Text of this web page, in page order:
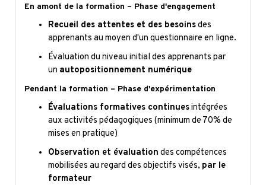
En amont de la formation – Phase d'engagement
Recueil des attentes et des besoinsdes
apprenants au moyen d'un questionnaire en ligne.
Évaluation du niveau initial des apprenants par
un autopositionnement numérique
Pendant la formation – Phase d'expérimentation
Évaluations formatives continuesintégrées
aux activités pédagogiques (minimum de 70% de
mises en pratique)
Observation et évaluation des compétences
mobilisées au regard des objectifs visés, par le
formateur